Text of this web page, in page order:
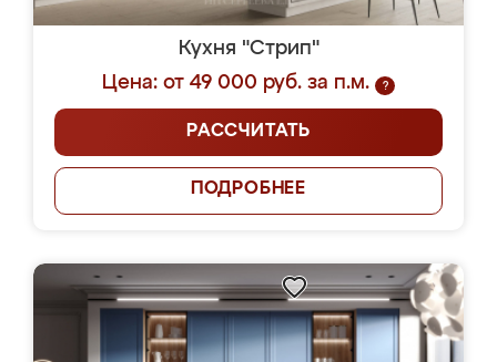
Кухня "Стрип"
Цена: от 49 000 руб. за п.м.
?
РАССЧИТАТЬ
ПОДРОБНЕЕ